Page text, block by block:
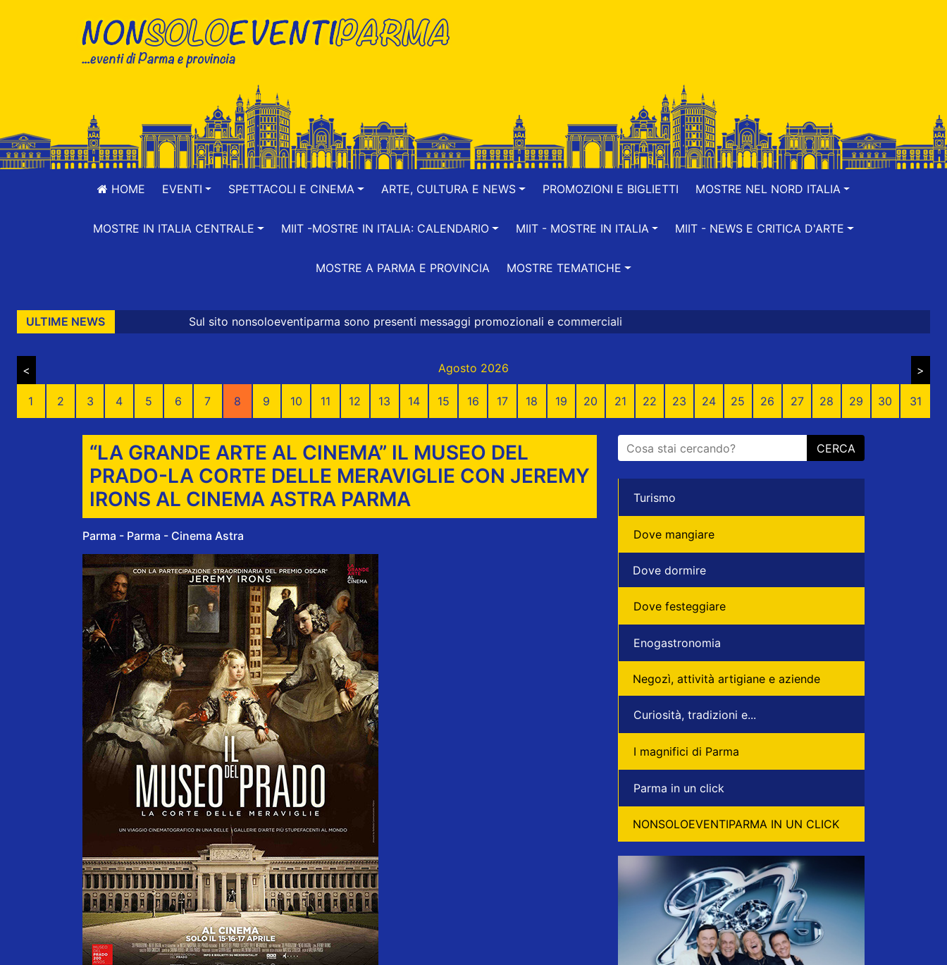
HOME EVENTI SPETTACOLI E CINEMA ARTE, CULTURA E NEWS PROMOZIONI E BIGLIETTI MOSTRE NEL NORD ITALIA
MOSTRE IN ITALIA CENTRALE MIIT -MOSTRE IN ITALIA: CALENDARIO MIIT - MOSTRE IN ITALIA MIIT - NEWS E CRITICA D'ARTE
MOSTRE A PARMA E PROVINCIA MOSTRE TEMATICHE
ULTIME NEWSSul sito nonsoloeventiparma sono presenti messaggi promozionali e commerciali
< Agosto 2026 >
1 2 3 4 5 6 7 8 9 10 11 12 13 14 15 16 17 18 19 20 21 22 23 24 25 26 27 28 29 30 31
“LA GRANDE ARTE AL CINEMA” IL MUSEO DEL
PRADO-LA CORTE DELLE MERAVIGLIE CON JEREMY
IRONS AL CINEMA ASTRA PARMA
Parma - Parma - Cinema Astra
CERCA
Turismo
Dove mangiare
Dove dormire
Dove festeggiare
Enogastronomia
Negozì, attività artigiane e aziende
Curiosità, tradizioni e...
I magnifici di Parma
Parma in un click
NONSOLOEVENTIPARMA IN UN CLICK